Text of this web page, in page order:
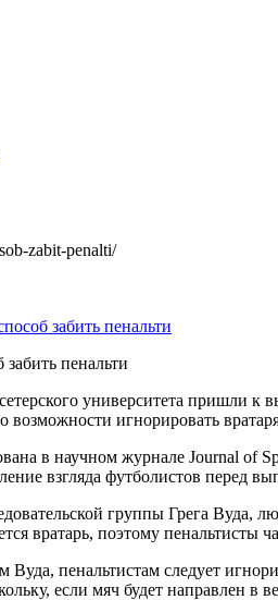
zabit-penalti/
забить пенальти
пенальти
университета пришли
возможности игнорировать
в научном журнале Journal of
взгляда футболистов перед
группы Грега Вуда,
вратарь, поэтому пенальтисты
Вуда, пенальтистам следует
если мяч будет направлен в